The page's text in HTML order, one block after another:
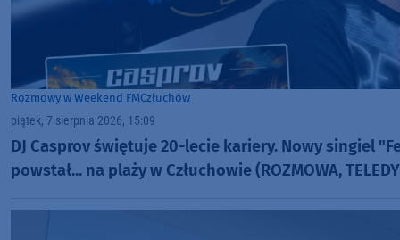
Rozmowy w Weekend FMCzłuchów
piątek, 7 sierpnia 2026, 15:09
DJ Casprov świętuje 20-lecie kariery. Nowy singiel
powstał... na plaży w Człuchowie (ROZMOWA,